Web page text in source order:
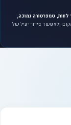
לחות, טמפרטורה נמוכה,
ולאפשר סידור יעיל של